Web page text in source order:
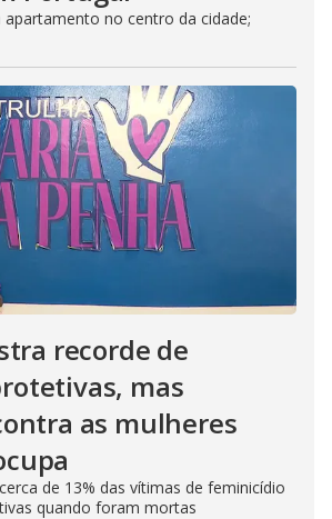
no centro da cidade;
recorde de
mas
as mulheres
de 13% das vítimas de feminicídio
quando foram mortas